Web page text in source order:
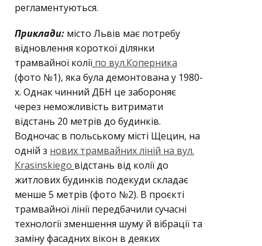
регламентуються.
Приклади: місто Львів має потребу
відновлення короткої ділянки
трамвайної колії по вул.Коперника
(фото №1), яка була демонтована у 1980-
х. Однак чинний ДБН це забороняє
через неможливість витримати
відстань 20 метрів до будинків.
Водночас в польському місті Щецин, на
одній з нових трамвайних ліній на вул.
Krasinskiego відстань від колії до
житлових будинків подекуди складає
менше 5 метрів (фото №2). В проєкті
трамвайної лінії передбачили сучасні
технології зменшення шуму й вібрації та
заміну фасадних вікон в деяких